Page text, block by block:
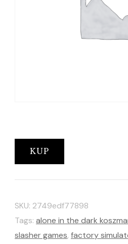
KUP
SKU: 2749edf77898
Tags: alone in the dark
slasher games, factory